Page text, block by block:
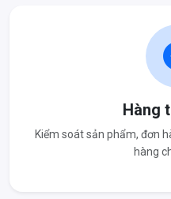
Hàng
Kiểm soát sản phẩm, đơn
hàng